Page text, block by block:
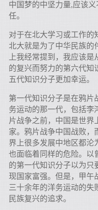
中国梦的中坚力量,应该
任。
对于在北大学习或工作的
北大就是为了中华民族的
上我经常提到，我应该
的复兴而努力的第六代知
五代知识分子更加幸运。
第一代知识分子是在鸦片
务运动的那一代，包括李
片战争之前，中国是世界
家。鸦片战争中国战败，
界上很多发展中地区都沦
也面临着同样的危险。以
的第一代知识分子以为只
现国家富强。但是，甲午
三十余年的洋务运动的失
民族复兴的追求。